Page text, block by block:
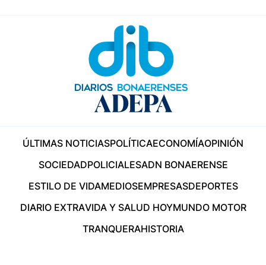
ÚLTIMAS NOTICIASPOLÍTICAECONOMÍAOPINIÓN
SOCIEDADPOLICIALESADN BONAERENSE
ESTILO DE VIDAMEDIOSEMPRESASDEPORTES
DIARIO EXTRAVIDA Y SALUD HOYMUNDO MOTOR
TRANQUERAHISTORIA